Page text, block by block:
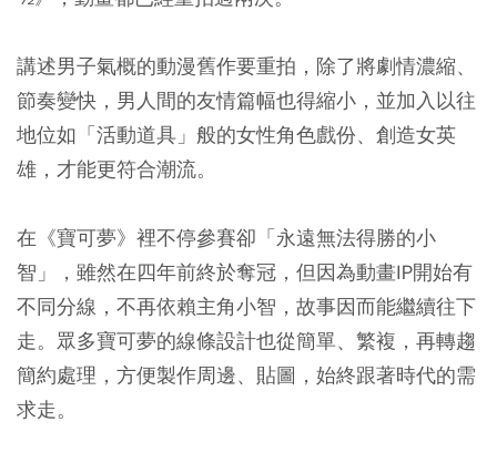
講述男子氣概的動漫舊作要重拍，除了將劇情濃縮、
節奏變快，男人間的友情篇幅也得縮小，並加入以往
地位如「活動道具」般的女性角色戲份、創造女英
雄，才能更符合潮流。
在《寶可夢》裡不停參賽卻「永遠無法得勝的小
智」，雖然在四年前終於奪冠，但因為動畫IP開始有
不同分線，不再依賴主角小智，故事因而能繼續往下
走。眾多寶可夢的線條設計也從簡單、繁複，再轉趨
簡約處理，方便製作周邊、貼圖，始終跟著時代的需
求走。